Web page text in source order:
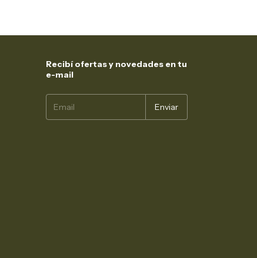
Recibí ofertas y novedades en tu
e-mail